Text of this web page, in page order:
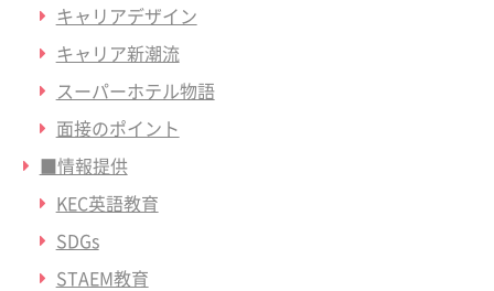
キャリアデザイン
キャリア新潮流
スーパーホテル物語
面接のポイント
■情報提供
KEC英語教育
SDGs
STAEM教育